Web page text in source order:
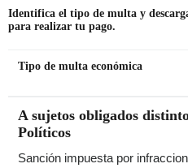
Identifica el tipo de multa y
para realizar tu pago.
Tipo de multa económica
A sujetos obligados
Políticos
Sanción impuesta por